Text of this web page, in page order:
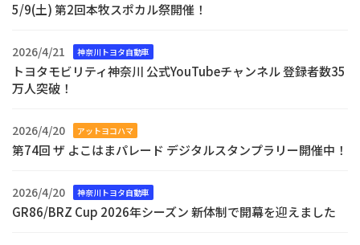
5/9(土) 第2回本牧スポカル祭開催！
2026/4/21 神奈川トヨタ自動車
トヨタモビリティ神奈川 公式YouTubeチャンネル 登録者数35
万人突破！
2026/4/20 アットヨコハマ
第74回 ザ よこはまパレード デジタルスタンプラリー開催中！
2026/4/20 神奈川トヨタ自動車
GR86/BRZ Cup 2026年シーズン 新体制で開幕を迎えました